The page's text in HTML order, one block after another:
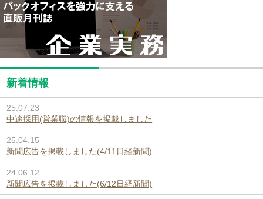
新着情報
25.07.23
中途採用(営業職)の情報を掲載しました
25.04.15
新聞広告を掲載しました(4/11日経新聞)
24.06.12
新聞広告を掲載しました(6/12日経新聞)